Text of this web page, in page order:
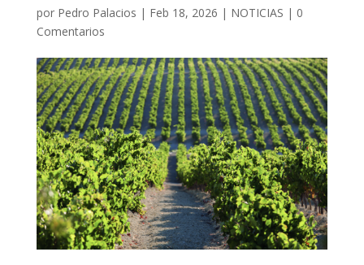
por Pedro Palacios | Feb 18, 2026 | NOTICIAS | 0
Comentarios